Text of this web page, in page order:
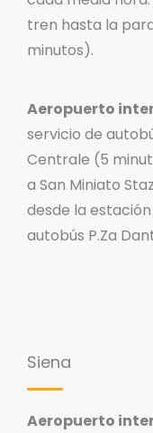
tren hasta la
minutos).
Aeropuerto
servicio de
Centrale (5
a San Miniato
desde la
autobús P.Za
Siena
Aeropuerto